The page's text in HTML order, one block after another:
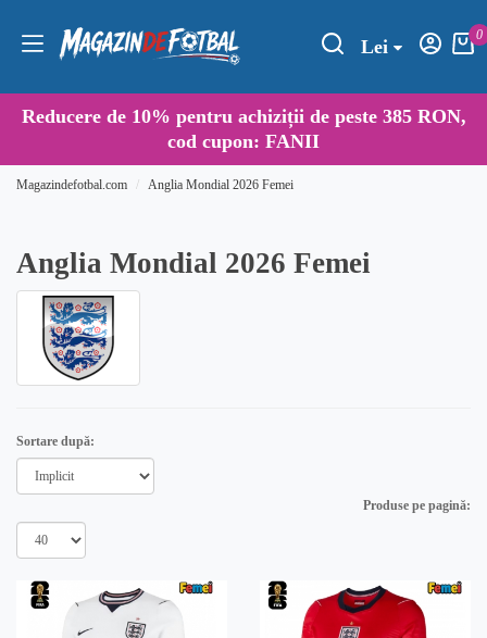
Lei
0
Reducere de 10% pentru achiziții de peste 385 RON,
cod cupon: FANII
Magazindefotbal.com Anglia Mondial 2026 Femei
Anglia Mondial 2026 Femei
Sortare după:
Produse pe pagină: